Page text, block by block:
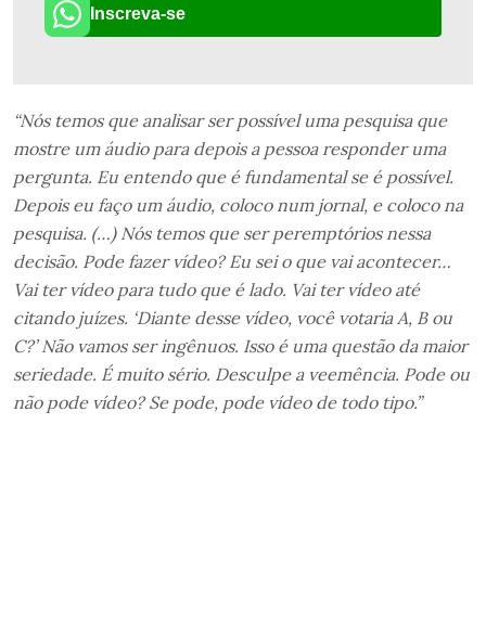
Inscreva-se
“Nós temos que analisar ser possível uma pesquisa que
mostre um áudio para depois a pessoa responder uma
pergunta. Eu entendo que é fundamental se é possível.
Depois eu faço um áudio, coloco num jornal, e coloco na
pesquisa. (…) Nós temos que ser peremptórios nessa
decisão. Pode fazer vídeo? Eu sei o que vai acontecer…
Vai ter vídeo para tudo que é lado. Vai ter vídeo até
citando juízes. ‘Diante desse vídeo, você votaria A, B ou
C?’ Não vamos ser ingênuos. Isso é uma questão da maior
seriedade. É muito sério. Desculpe a veemência. Pode ou
não pode vídeo? Se pode, pode vídeo de todo tipo.”